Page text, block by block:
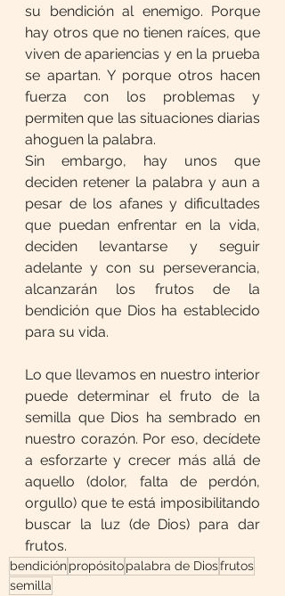
su bendición al enemigo. Porque
hay otros que no tienen raíces, que
viven de apariencias y en la prueba
se apartan. Y porque otros hacen
fuerza con los problemas y
permiten que las situaciones diarias
ahoguen la palabra.
Sin embargo, hay unos que
deciden retener la palabra y aun a
pesar de los afanes y dificultades
que puedan enfrentar en la vida,
deciden levantarse y seguir
adelante y con su perseverancia,
alcanzarán los frutos de la
bendición que Dios ha establecido
para su vida.
Lo que llevamos en nuestro interior
puede determinar el fruto de la
semilla que Dios ha sembrado en
nuestro corazón. Por eso, decídete
a esforzarte y crecer más allá de
aquello (dolor, falta de perdón,
orgullo) que te está imposibilitando
buscar la luz (de Dios) para dar
frutos.
bendiciónpropósitopalabra de Diosfrutos
semilla